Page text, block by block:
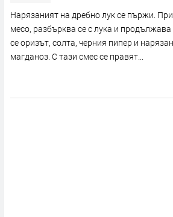
Нарязаният на дребно лук се пържи.
месо, разбърква се с лука и
се оризът, солта, черния пипер и
магданоз. С тази смес се правят...